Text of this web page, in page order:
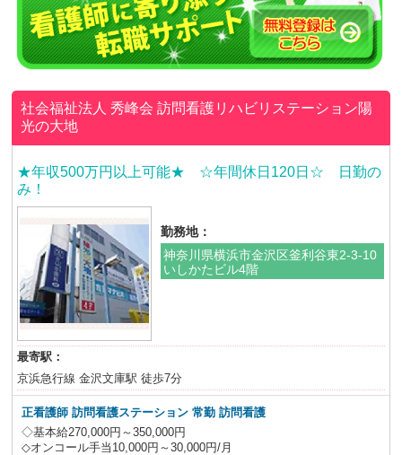
社会福祉法人 秀峰会訪問看護リハビリステーション陽
光の大地
★年収500万円以上可能★ ☆年間休日120日☆ 日勤の
み！
勤務地：
神奈川県横浜市金沢区釜利谷東2-3-10
いしかたビル4階
最寄駅：
京浜急行線 金沢文庫駅 徒歩7分
正看護師訪問看護ステーション 常勤 訪問看護
◇基本給270,000円～350,000円
◇オンコール手当10,000円～30,000円/月